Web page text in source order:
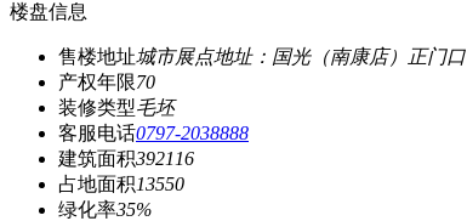
楼盘信息
售楼地址城市展点地址：国光（南康店）正门口
产权年限70
装修类型毛坯
客服电话0797-2038888
建筑面积392116
占地面积13550
绿化率35%